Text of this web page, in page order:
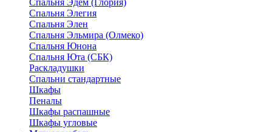
Спальня Элегия
Спальня Элен
Спальня Эльмира (Олмеко)
Спальня Юнона
Спальня Юта (СБК)
Раскладушки
Спальни стандартные
Шкафы
Пеналы
Шкафы распашные
Шкафы угловые